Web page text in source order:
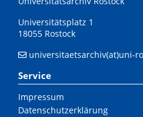
Universitätsplatz 1
18055 Rostock
universitaetsarchiv(at)uni-
Service
Impressum
Datenschutzerklärung